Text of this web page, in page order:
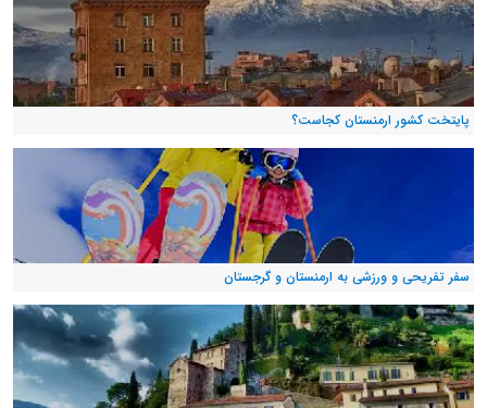
پایتخت کشور ارمنستان کجاست؟
سفر تفریحی و ورزشی به ارمنستان و گرجستان